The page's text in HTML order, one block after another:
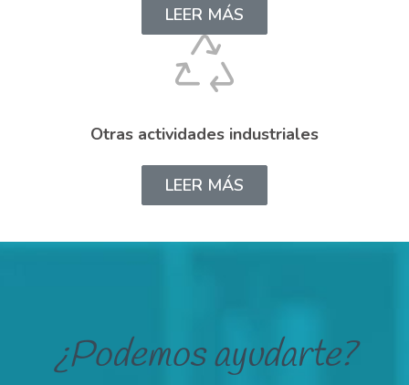
LEER MÁS
Otras actividades industriales
LEER MÁS
¿Podemos ayudarte?